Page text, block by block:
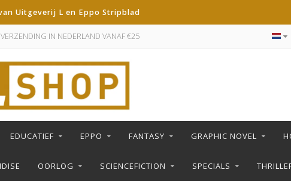
Uitgeverij L en Eppo Stripblad
IN NEDERLAND VANAF €25 DE
EDUCATIEF EPPO FANTASY GRAPHIC NOVEL
OORLOG SCIENCEFICTION SPECIALS